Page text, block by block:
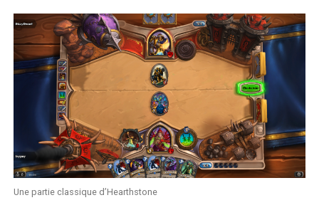
Une partie classique d’Hearthstone